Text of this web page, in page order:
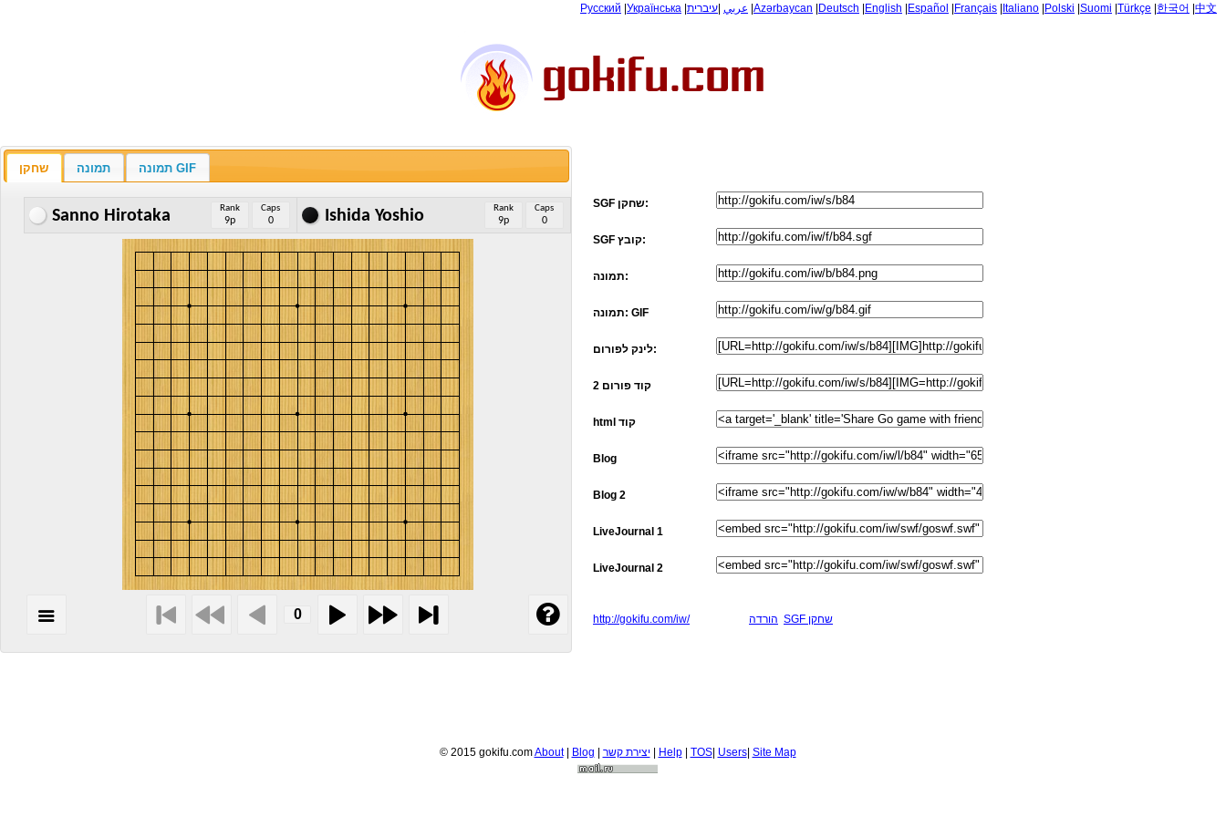
Русский Українська عربي עיברית Azərbaycan Deutsch English Español Français Italiano Polski Suomi Türkçe 한국어 中文
SGF שחקן:
SGF קובץ:
תמונה:
תמונה: GIF
לינק לפורום:
קוד פורום 2
html קוד
Blog
Blog 2
LiveJournal 1
LiveJournal 2
http://gokifu.com/iw/ הורדה SGF שחקן
שחקן תמונה תמונה GIF
Sanno Hirotaka Rank
9p
Caps
0 Ishida Yoshio Rank
9p
Caps
0
© 2015 gokifu.comAbout| Blog יצירת קשר| Help| TOS| Users| Site Map